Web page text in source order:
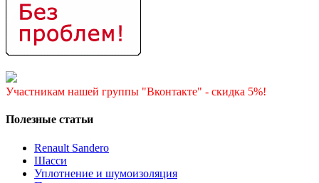
Участникам нашей группы "Вконтакте" - скидка 5%!
Полезные статьи
Renault Sandero
Шасси
Уплотнение и шумоизоляция